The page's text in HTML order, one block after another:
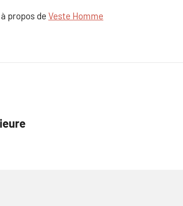
propos de Veste Homme